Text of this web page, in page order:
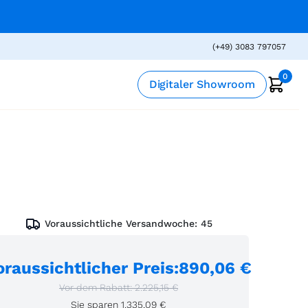
(+49) 3083 797057
Digitaler Showroom
0
Voraussichtliche Versandwoche: 45
Preis:890,06 €
Vor dem Rabatt: 2.225,15 €
Sie sparen 1.335,09 €